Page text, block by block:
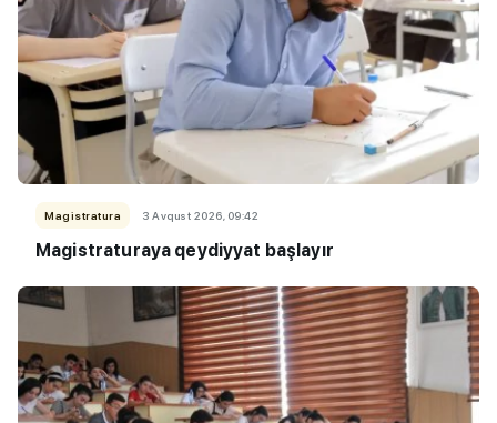
Magistratura 3 Avqust 2026, 09:42
Magistraturaya qeydiyyat başlayır